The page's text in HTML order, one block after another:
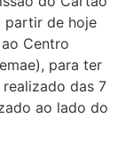
partir de hoje
Centro
para ter
das 7
ao lado do